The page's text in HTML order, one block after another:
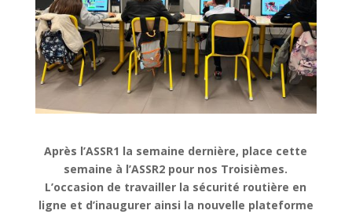
Après l’ASSR1 la semaine dernière, place cette
semaine à l’ASSR2 pour nos Troisièmes.
L’occasion de travailler la sécurité routière en
ligne et d’inaugurer ainsi la nouvelle plateforme